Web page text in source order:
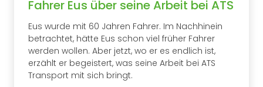
Fahrer Eus über seine Arbeit bei ATS
Eus wurde mit 60 Jahren Fahrer. Im Nachhinein
betrachtet, hätte Eus schon viel früher Fahrer
werden wollen. Aber jetzt, wo er es endlich ist,
erzählt er begeistert, was seine Arbeit bei ATS
Transport mit sich bringt.